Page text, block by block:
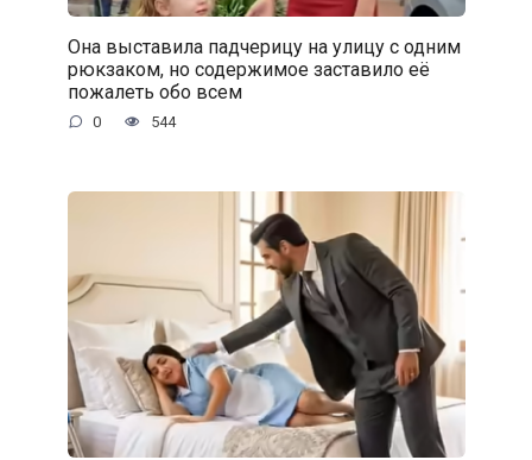
Она выставила падчерицу на улицу с одним
рюкзаком, но содержимое заставило её
пожалеть обо всем
0 544